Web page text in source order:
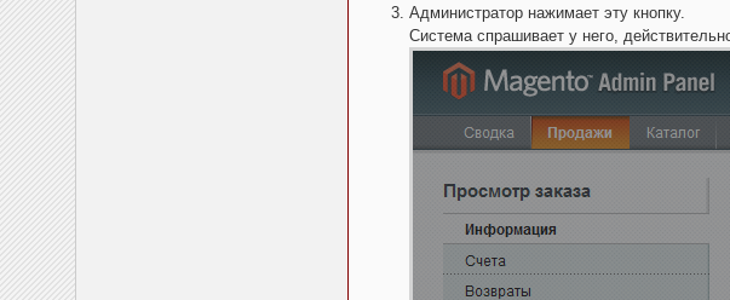
Администратор нажимает эту кнопку.
Система спрашивает у него,